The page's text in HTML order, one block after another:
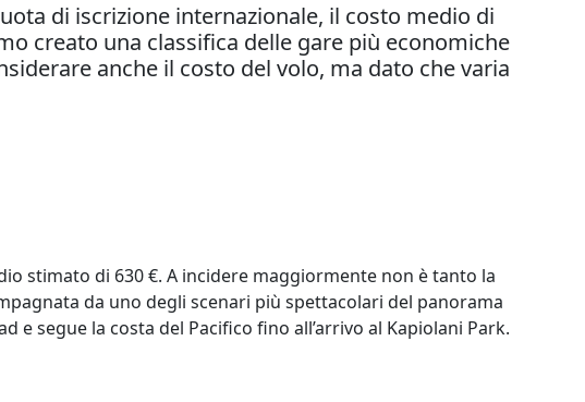
di iscrizione internazionale, il costo medio di
creato una classifica delle gare più economiche
anche il costo del volo, ma dato che varia
stimato di 630 €. A incidere maggiormente non è tanto la
da uno degli scenari più spettacolari del panorama
segue la costa del Pacifico fino all’arrivo al Kapiolani Park.